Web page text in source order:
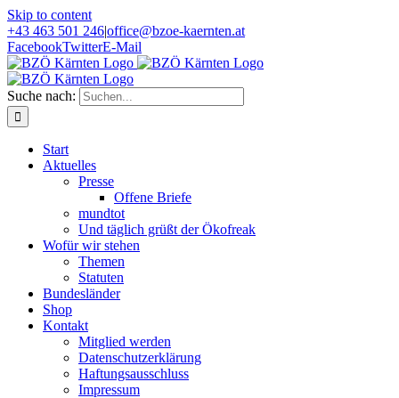
Skip to content
+43 463 501 246|office@bzoe-kaernten.at
FacebookTwitterE-Mail
Suche nach:
Start
Aktuelles
Presse
Offene Briefe
mundtot
Und täglich grüßt der Ökofreak
Wofür wir stehen
Themen
Statuten
Bundesländer
Shop
Kontakt
Mitglied werden
Datenschutzerklärung
Haftungsausschluss
Impressum